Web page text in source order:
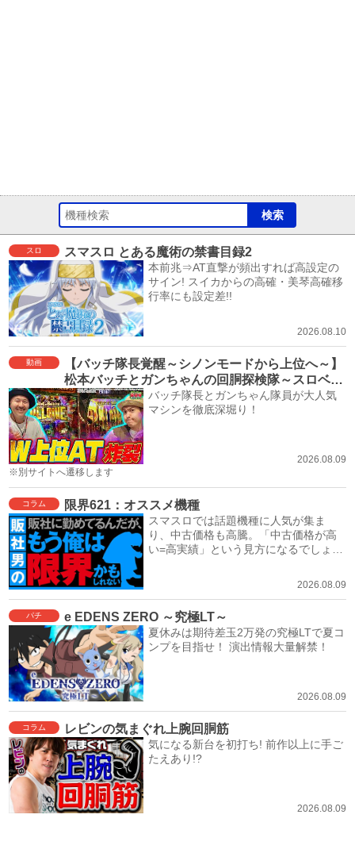
スロ スマスロ とある魔術の禁書目録2
本前兆⇒AT直撃が頻出すれば高設定の
サイン! スイカからの高確・美琴高確移
行率にも設定差!!
2026.08.10
動画
【バッチ隊長覚醒～シノンモードから上位へ～】
松本バッチとガンちゃんの回胴探検隊～スロベン
チャー～ #16≪スロット ソードアート・オンライ
ンⅡ≫
バッチ隊長とガンちゃん隊員が大人気
マシンを徹底深堀り！
2026.08.09
※別サイトへ遷移します
コラム 限界621：オススメ機種
スマスロでは話題機種に人気が集ま
り、中古価格も高騰。「中古価格が高
い=高実績」という見方になるでしょ
2026.08.09
パチ e EDENS ZERO ～究極LT～
夏休みは期待差玉2万発の究極LTで夏コ
ンプを目指せ！ 演出情報大量解禁！
2026.08.09
コラム レビンの気まぐれ上腕回胴筋
気になる新台を初打ち! 前作以上に手ご
たえあり!?
2026.08.09